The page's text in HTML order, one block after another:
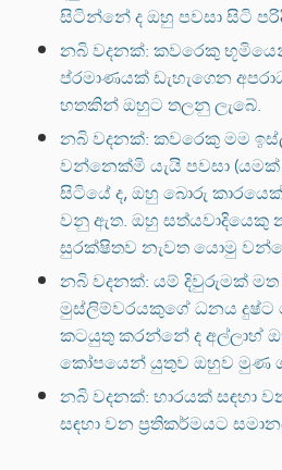
සිටින්නේ ද ඔහු පවසා සිටි
නබි වදනක්: කවරෙකු
ප්රමාණයක් ඩැහැගෙන
හතකින් ඔහුට තලනු ලැබේ.
නබි වදනක්: කවරෙකු මම
වන්නෙක්මි යැයි පවසා
සිටියේ ද, ඔහු බොරු
වනු ඇත. ඔහු සත්යවාදියෙකු
සුරක්ෂිතව නැවත යොමු
නබි වදනක්: යම් දිවුරුමක් මත
මුස්ලිම්වරයකුගේ ධනය දුෂ්ට
කටයුතු කරන්නේ ද අල්ලාහ්
කෝපයෙන් යුතුව ඔහුව මුණ
නබි වදනක්: භාරයක් සඳහා
සඳහා වන ප්‍රතිකර්මයට